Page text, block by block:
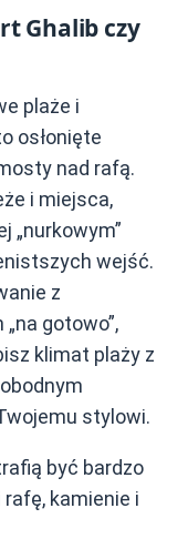
Ghalib czy
plaże i
osłonięte
nad rafą.
i miejsca,
„nurkowym”
wejść.
z
gotowo”,
klimat plaży z
stylowi.
być bardzo
kamienie i